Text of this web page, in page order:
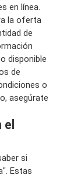
en línea.
la oferta
de
disponible
de
o
asegúrate
si
Estas